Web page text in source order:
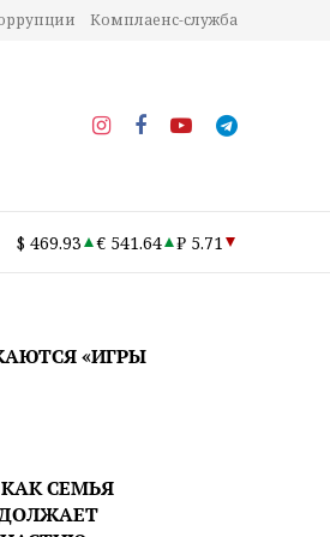
Комплаенс-служба
$ 469.93 € 541.64 ₽ 5.71
«ИГРЫ
СЕМЬЯ